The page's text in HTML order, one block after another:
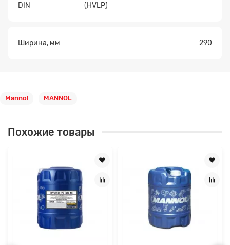
DIN
(HVLP)
Ширина, мм 290
Mannol MANNOL
Похожие товары